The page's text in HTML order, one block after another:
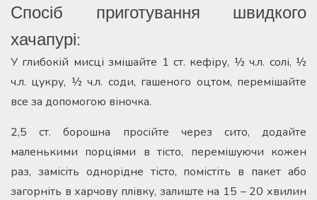
Спосіб приготування швидкого
хачапурі:
У глибокій мисці змішайте 1 ст. кефіру, ½ ч.л. солі, ½
ч.л. цукру, ½ ч.л. соди, гашеного оцтом, перемішайте
все за допомогою віночка.
2,5 ст. борошна просійте через сито, додайте
маленькими порціями в тісто, перемішуючи кожен
раз, замісіть однорідне тісто, помістіть в пакет або
загорніть в харчову плівку, залиште на 15 – 20 хвилин